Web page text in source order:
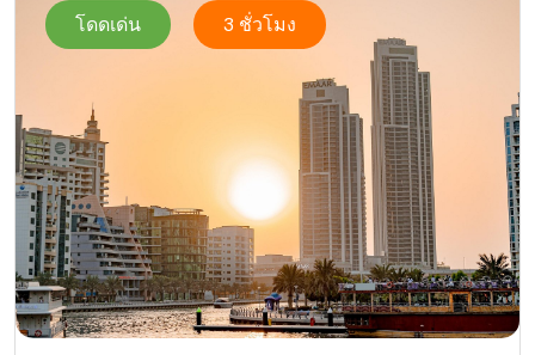
โดดเด่น 3 ชั่วโมง